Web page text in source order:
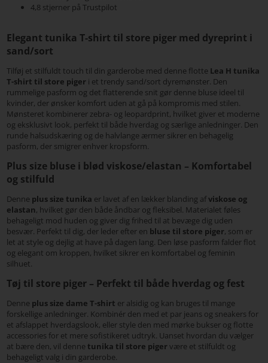
4,8 stjerner på Trustpilot
Elegant tunika T-shirt til store piger med dyreprint i
sand/sort
Tilføj et stilfuldt touch til din garderobe med denne flotte Lea H tunika
T-shirt til store piger i et trendy sand/sort dyremønster. Den
rummelige pasform og det flatterende snit gør denne bluse ideel til
kvinder, der ønsker komfort uden at gå på kompromis med stilen.
Mønsteret kombinerer zebra- og leopardprint, hvilket giver et moderne
og eksklusivt look, perfekt til både hverdag og særlige anledninger. Den
runde halsudskæring og de halvlange ærmer sikrer en behagelig
pasform, der smigrer enhver kropsform.
Plus size bluse i blød viskose/elastan – Komfortabel
og stilfuld
Denne plus size tunika er lavet af en lækker blanding afviskose og
elastan, hvilket gør den både åndbar og fleksibel. Materialet føles
behageligt mod huden og giver dig frihed til at bevæge dig uden
besvær. Perfekt til dig, der leder efter en bluse til store piger, som er
let at style og dejlig at have på dagen lang. Den løse pasform falder flot
og elegant om kroppen, hvilket sikrer en komfortabel og feminin
silhuet.
Tøj til store piger – Perfekt til både hverdag og fest
Denne plus size dame T-shirt er alsidig og kan bruges til mange
forskellige anledninger. Kombinér den med et par jeans og sneakers for
et afslappet hverdagslook, eller style den med mørke bukser og flotte
accessories for et mere sofistikeret udtryk. Uanset hvordan du vælger
at bære den, vil denne tunika til store piger være et stilfuldt og
behageligt valg i din garderobe.